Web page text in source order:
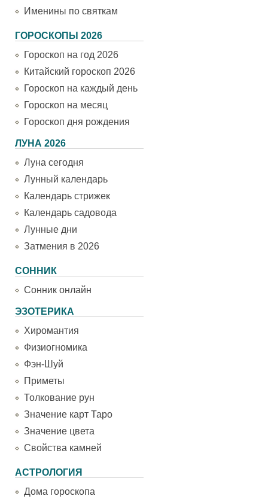
Именины по святкам
ГОРОСКОПЫ 2026
Гороскоп на год 2026
Китайский гороскоп 2026
Гороскоп на каждый день
Гороскоп на месяц
Гороскоп дня рождения
ЛУНА 2026
Луна сегодня
Лунный календарь
Календарь стрижек
Календарь садовода
Лунные дни
Затмения в 2026
СОННИК
Сонник онлайн
ЭЗОТЕРИКА
Хиромантия
Физиогномика
Фэн-Шуй
Приметы
Толкование рун
Значение карт Таро
Значение цвета
Свойства камней
АСТРОЛОГИЯ
Дома гороскопа